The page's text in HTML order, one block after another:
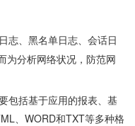
志、黑名单日志、会话日
为分析网络状况，防范网
包括基于应用的报表、基
、WORD和TXT等多种格